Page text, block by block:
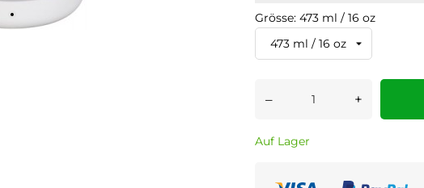
Grösse: 473 ml / 16 oz
– +
Auf Lager